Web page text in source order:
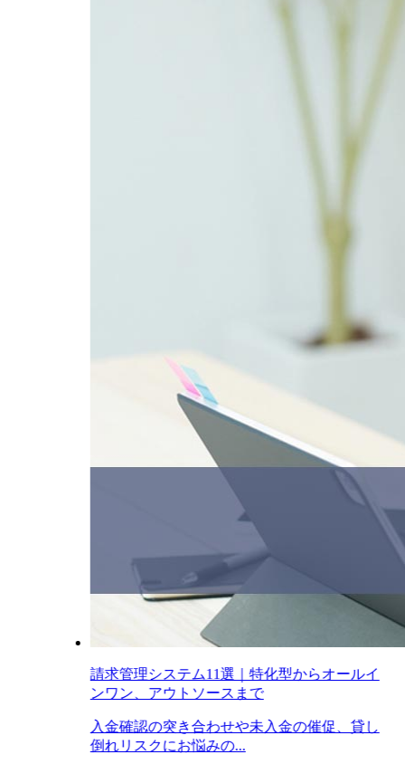
請求管理システム11選｜特化型からオールイ
ンワン、アウトソースまで
入金確認の突き合わせや未入金の催促、貸し
倒れリスクにお悩みの...